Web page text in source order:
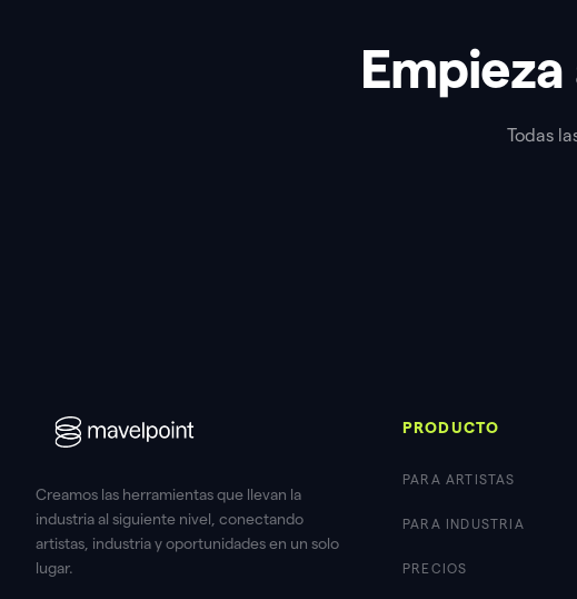
Todas
Creamos las herramientas que llevan la
industria al siguiente nivel, conectando
artistas, industria y oportunidades en un solo
lugar.
PRODUCTO
PARA ARTISTAS
PARA INDUSTRIA
PRECIOS